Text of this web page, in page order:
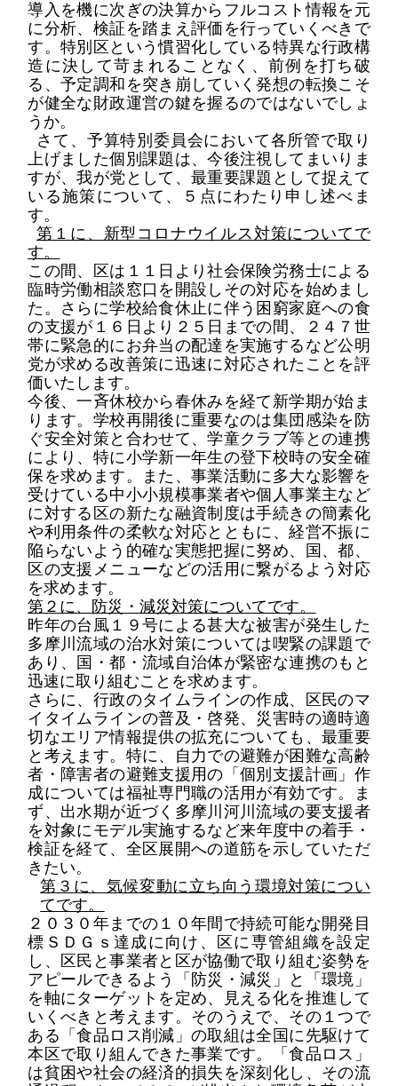
導入を機に次ぎの決算からフルコスト情報を元
に分析、検証を踏まえ評価を行っていくべきで
す。特別区という慣習化している特異な行政構
造に決して苛まれることなく、 前例を打ち破
る、予定調和を突き崩していく発想の転換こそ
が健全な財政運営の鍵を握るのではないでしょ
うか。
さて、予算特別委員会において各所管で取り
上げました個別課題は、今後注視してまいりま
すが、我が党として、最重要課題として捉えて
いる施策について、５点にわたり申し述べま
す。
第１に、新型コロナウイルス対策についてで
す。
この間、区は１１日より社会保険労務士による
臨時労働相談窓口 を開設しその対応を始めまし
た。さらに学校給食休止に伴う困窮家庭への食
の支援が １６日より２５日までの間、２４７世
帯に緊急的にお弁当の配達を実施するなど公明
党が求める改善策に迅速に対応されたことを評
価いたします。
今後、一斉休校から春休みを経て 新学期が始ま
り ます。 学校再開後に重要なのは集団感染を 防
ぐ安全対策と合わせて 、学童クラブ等との連携
により 、 特に小学新一年生の登下校時の安全確
保を求めます。
また、事業活動に多大な影響を
受けている中小小規模事業者や個人事業主など
に対する 区の新たな融資制度は手続きの簡素化
や利用条件の柔軟な対応と ともに、経営不振に
陥らないよう 的確な実態把握に努め、 国 、都、
区 の支援メニューなどの活用 に繋がるよう対応
を求め ます。
第２に、
防災・減災対策についてです。
昨年の台風 １９ 号による甚大な被害が発生した
多摩川流域の治水対策については喫緊の課題で
あり、
国・都・流域自治体が緊密な連携のもと
迅速に取り組むことを求め ます。
さらに、 行政のタイムラインの作成、 区民のマ
イタイムラインの普及・啓発、災害時の適時適
切なエリア情報提供の拡充についても、最重要
と考えます。特に、
自力での避難が困難な高齢
者・障害者の避難支援用の 「個別支援計画 」 作
成については福祉専門職の活用が有効です。
ま
ず、 出水期が近づく多摩川河川流域の要支援者
を対象にモデル実施するなど来年度中の着手・
検証を経て、 全区展開への道筋を示していただ
きたい。
第３に、 気候変動に立ち向う環境対策につい
てです。
２０３０ 年までの １０年間で持続可能な開発目
標 ＳＤＧｓ達成に向け、区に専管組織を設定
し、区民と事業者と 区が協働で取り組 む姿勢を
アピールできるよう「防災・減災」と「 環境 」
を軸にターゲットを定め、
見える化を推進 して
いくべきと考えます。そのうえで、その１つで
ある 「食品ロス削減」の取組は全国に先駆けて
本区で取り組んできた事業です。
「食品ロス」
は貧困や社会の経済的損失を深刻化し、その流